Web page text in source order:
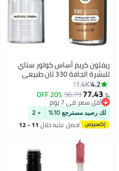
10
ريفلون كريم أساس كولور ستاي
للبشرة الجافة 330 تان طبيعي
4.2
1.4K
﷼‏77.43
96.79
20% OFF
أقل سعر في 7 يوم
أقل سعر في 7 يوم
لك رصيد مسترجع 10% + 2
احصل عليه خلال 11 - 12